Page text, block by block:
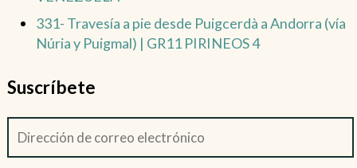
331- Travesía a pie desde Puigcerdà a Andorra (vía
Núria y Puigmal) | GR11 PIRINEOS 4
Suscríbete